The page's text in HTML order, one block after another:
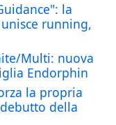
la
running,
Multi: nuova
Endorphin
la propria
della